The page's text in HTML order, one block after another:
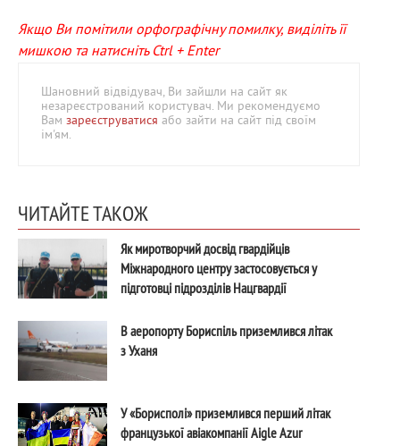
Якщо Ви помітили орфографічну помилку, виділіть її
мишкою та натисніть Ctrl + Enter
Шановний відвідувач, Ви зайшли на сайт як
незареєстрований користувач. Ми рекомендуємо
Вам зареєструватися або зайти на сайт під своїм
ім'ям.
ЧИТАЙТЕ ТАКОЖ
Як миротворчий досвід гвардійців
Міжнародного центру застосовується у
підготовці підрозділів Нацгвардії
В аеропорту Бориспіль приземлився літак
з Уханя
У «Борисполі» приземлився перший літак
французької авіакомпанії Aigle Azur